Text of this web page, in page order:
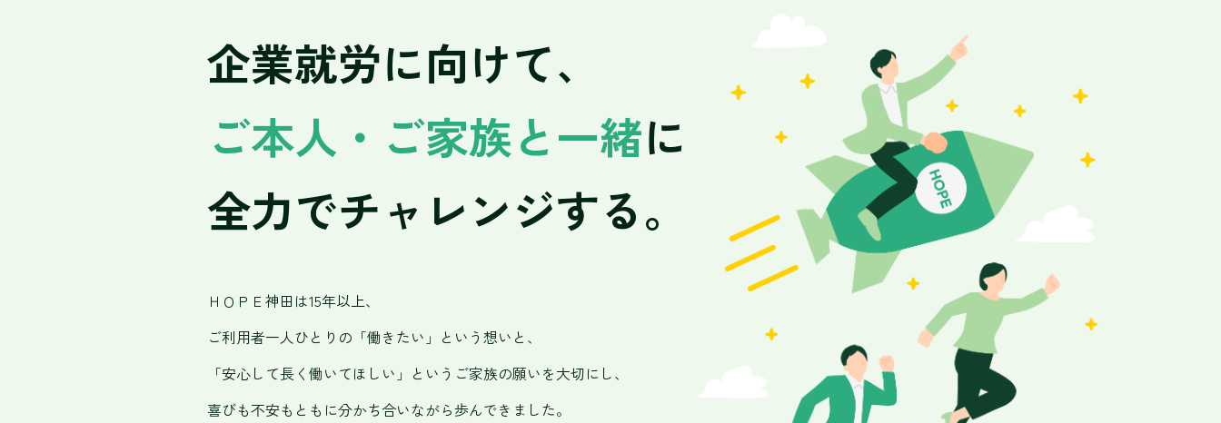
企業就労に向けて、
ご本人・ご家族と一緒に
全力でチャレンジする。
ＨＯＰＥ神田は15年以上、
ご利用者一人ひとりの「働きたい」という 想いと、
「安心して長く働いてほしい」 というご家族の願いを大切にし、
喜びも不安もともに分かち合いながら歩んできました。